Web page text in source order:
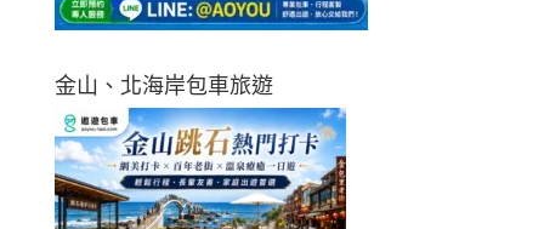
金山、北海岸包車旅遊